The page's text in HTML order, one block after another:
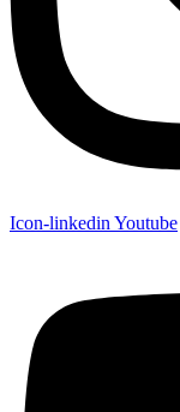
Icon-linkedin Youtube